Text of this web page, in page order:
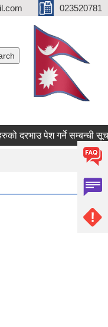
023520781
पेश गर्ने सम्बन्धी सूचना